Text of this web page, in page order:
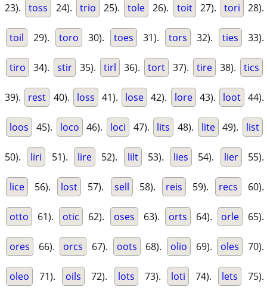
23). toss 24). trio 25). tole 26). toit 27). tori 28).
toil 29). toro 30). toes 31). tors 32). ties 33).
tiro 34). stir 35). tirl 36). tort 37). tire 38). tics
39). rest 40). loss 41). lose 42). lore 43). loot 44).
loos 45). loco 46). loci 47). lits 48). lite 49). list
50). liri 51). lire 52). lilt 53). lies 54). lier 55).
lice 56). lost 57). sell 58). reis 59). recs 60).
otto 61). otic 62). oses 63). orts 64). orle 65).
ores 66). orcs 67). oots 68). olio 69). oles 70).
oleo 71). oils 72). lots 73). loti 74). lets 75).